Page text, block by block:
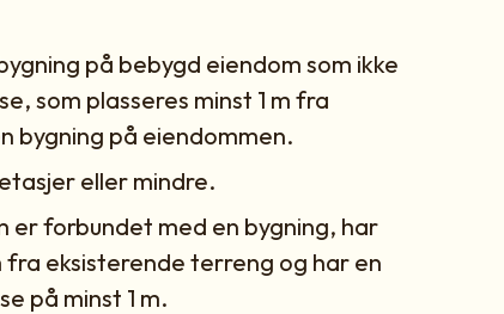
på bebygd eiendom som ikke
som plasseres minst 1 m fra
bygning på eiendommen.
eller mindre.
er forbundet med en bygning, har
fra eksisterende terreng og har en
på minst 1 m.